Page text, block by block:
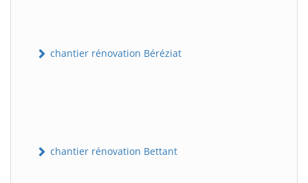
chantier rénovation Béréziat
chantier rénovation Bettant